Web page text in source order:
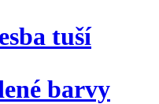
tuší
barvy